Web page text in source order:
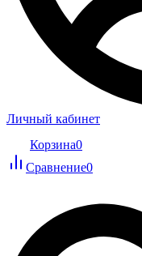
Личный кабинет
Корзина0
Сравнение0